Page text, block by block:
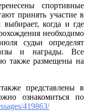
спортивные
принять участие в
когда и где
необходимо
судьи определят
и награды. Все
также размещены на
представлены в
ознакомиться по
419863/